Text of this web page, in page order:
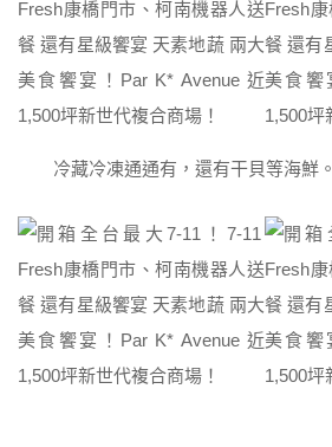
冷藏冷凍通通有，還有干貝等海鮮。